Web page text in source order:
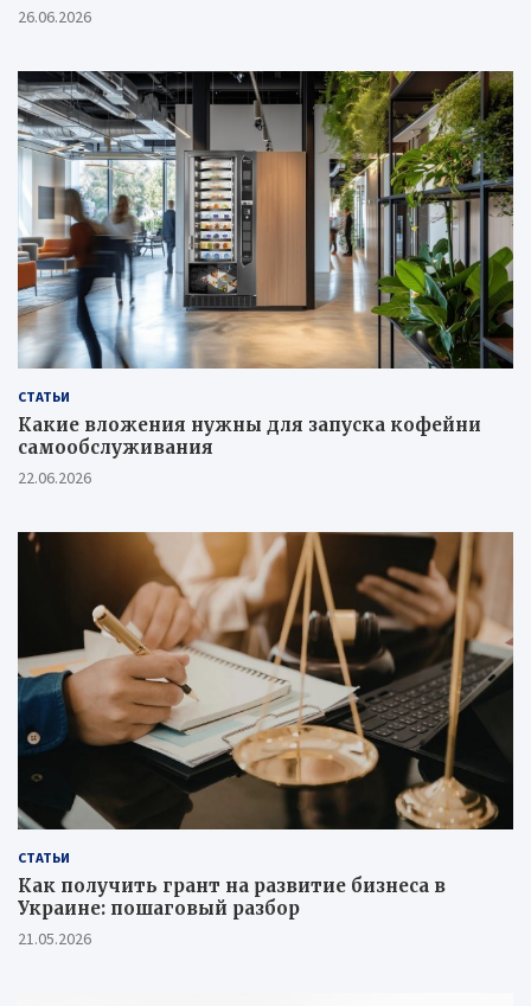
26.06.2026
СТАТЬИ
Какие вложения нужны для запуска кофейни
самообслуживания
22.06.2026
СТАТЬИ
Как получить грант на развитие бизнеса в
Украине: пошаговый разбор
21.05.2026